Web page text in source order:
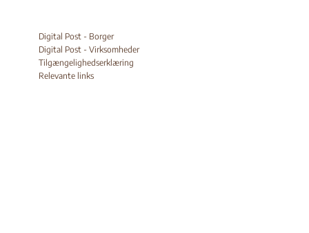
Digital Post - Borger
Digital Post - Virksomheder
Tilgængelighedserklæring
Relevante links